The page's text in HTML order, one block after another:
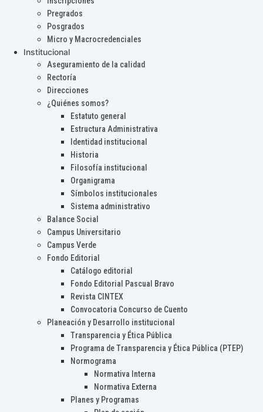
Pregrados
Posgrados
Micro y Macrocredenciales
Institucional
Aseguramiento de la calidad
Rectoría
Direcciones
¿Quiénes somos?
Estatuto general
Estructura Administrativa
Identidad institucional
Historia
Filosofía institucional
Organigrama
Símbolos institucionales
Sistema administrativo
Balance Social
Campus Universitario
Campus Verde
Fondo Editorial
Catálogo editorial
Fondo Editorial Pascual Bravo
Revista CINTEX
Convocatoria Concurso de Cuento
Planeación y Desarrollo institucional
Transparencia y Ética Pública
Programa de Transparencia y Ética Pública (PTEP)
Normograma
Normativa Interna
Normativa Externa
Planes y Programas